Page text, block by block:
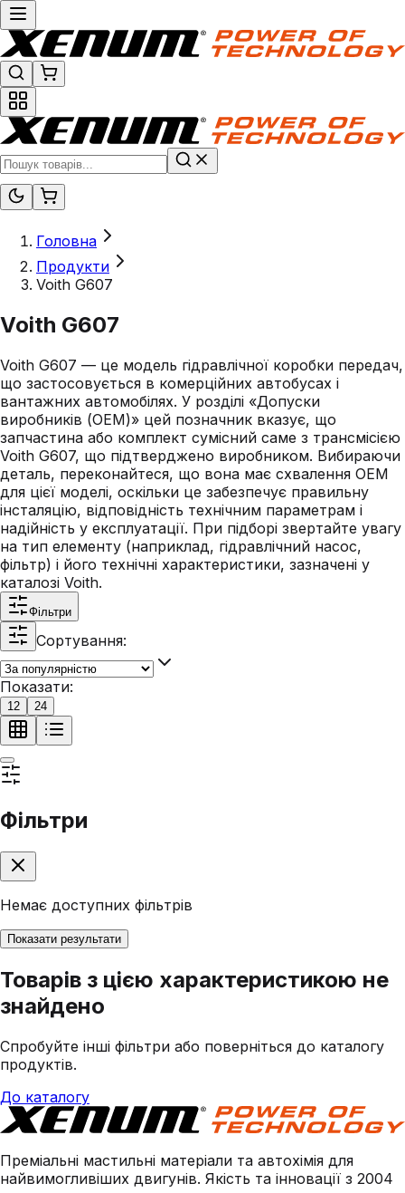
Головна
Продукти
Voith G607
Voith G607
Voith G607 — це модель гідравлічної коробки передач,
що застосовується в комерційних автобусах і
вантажних автомобілях. У розділі «Допуски
виробників (ОЕМ)» цей позначник вказує, що
запчастина або комплект сумісний саме з трансмісією
Voith G607, що підтверджено виробником. Вибираючи
деталь, переконайтеся, що вона має схвалення OEM
для цієї моделі, оскільки це забезпечує правильну
інсталяцію, відповідність технічним параметрам і
надійність у експлуатації. При підборі звертайте увагу
на тип елементу (наприклад, гідравлічний насос,
фільтр) і його технічні характеристики, зазначені у
каталозі Voith.
Фільтри
Сортування:
Показати:
12 24
Фільтри
Немає доступних фільтрів
Показати результати
Товарів з цією характеристикою не
знайдено
Спробуйте інші фільтри або поверніться до каталогу
продуктів.
До каталогу
Преміальні мастильні матеріали та автохімія для
найвимогливіших двигунів. Якість та інновації з 2004